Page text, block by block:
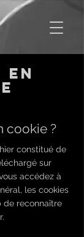
cookie ?
constitué de
sur
accédez à
les cookies
de reconnaître